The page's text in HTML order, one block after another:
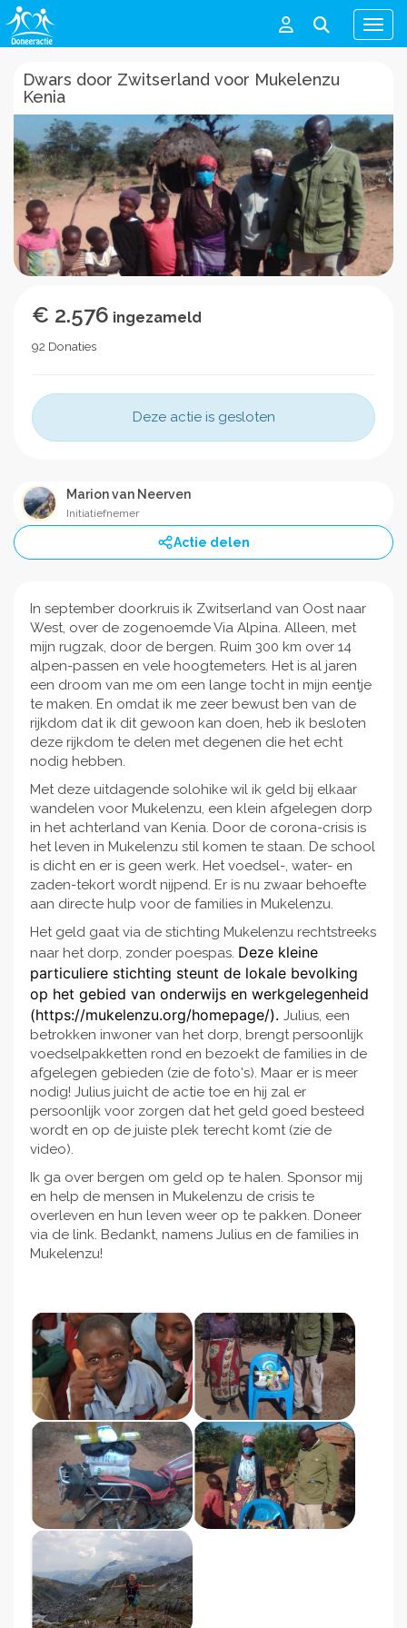
Menu
Dwars door Zwitserland voor Mukelenzu
Kenia
€ 2.576 ingezameld
92 Donaties
Deze actie is gesloten
Marion van Neerven
Initiatiefnemer
Actie delen
In september doorkruis ik Zwitserland van Oost naar
West, over de zogenoemde Via Alpina. Alleen, met
mijn rugzak, door de bergen. Ruim 300 km over 14
alpen-passen en vele hoogtemeters. Het is al jaren
een droom van me om een lange tocht in mijn eentje
te maken. En omdat ik me zeer bewust ben van de
rijkdom dat ik dit gewoon kan doen, heb ik besloten
deze rijkdom te delen met degenen die het echt
nodig hebben.
Met deze uitdagende solohike wil ik geld bij elkaar
wandelen voor Mukelenzu, een klein afgelegen dorp
in het achterland van Kenia. Door de corona-crisis is
het leven in Mukelenzu stil komen te staan. De school
is dicht en er is geen werk. Het voedsel-, water- en
zaden-tekort wordt nijpend. Er is nu zwaar behoefte
aan directe hulp voor de families in Mukelenzu.
Het geld gaat via de stichting Mukelenzu rechtstreeks
naar het dorp, zonder poespas. Deze kleine
particuliere stichting steunt de lokale bevolking
op het gebied van onderwijs en werkgelegenheid
(https://mukelenzu.org/homepage/). Julius, een
betrokken inwoner van het dorp, brengt persoonlijk
voedselpakketten rond en bezoekt de families in de
afgelegen gebieden (zie de foto's). Maar er is meer
nodig! Julius juicht de actie toe en hij zal er
persoonlijk voor zorgen dat het geld goed besteed
wordt en op de juiste plek terecht komt (zie de
video).
Ik ga over bergen om geld op te halen. Sponsor mij
en help de mensen in Mukelenzu de crisis te
overleven en hun leven weer op te pakken. Doneer
via de link. Bedankt, namens Julius en de families in
Mukelenzu!